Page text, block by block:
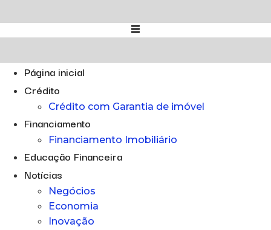
para
o
Página inicial
Crédito
Crédito com Garantia de imóvel
Financiamento
Financiamento Imobiliário
Educação Financeira
Notícias
Negócios
Economia
Inovação